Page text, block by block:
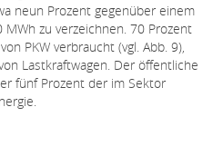
neun Prozent gegenüber einem
MWh zu verzeichnen. 70 Prozent
PKW verbraucht (vgl. Abb. 9),
Lastkraftwagen. Der öffentliche
fünf Prozent der im Sektor